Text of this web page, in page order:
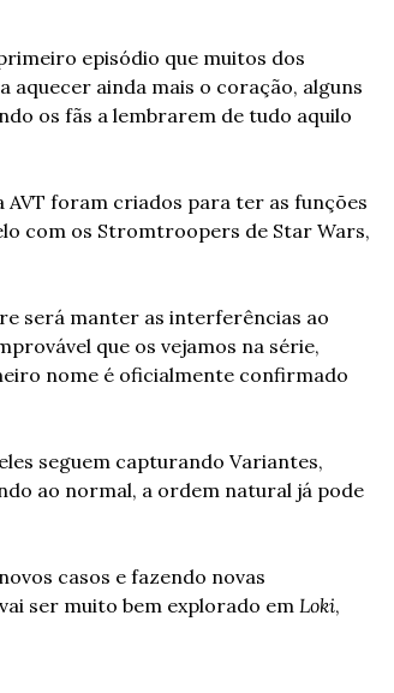
episódio que muitos dos
aquecer ainda mais o coração, alguns
os fãs a lembrarem de tudo aquilo
AVT foram criados para ter as funções
com os Stromtroopers de Star Wars,
será manter as interferências ao
que os vejamos na série,
nome é oficialmente confirmado
seguem capturando Variantes,
ao normal, a ordem natural já pode
casos e fazendo novas
ser muito bem explorado em Loki